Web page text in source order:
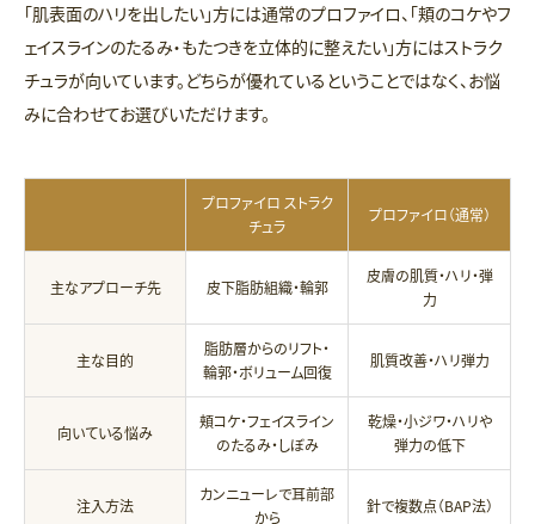
「肌表面のハリを出したい」方には通常のプロファイロ、「頬のコケやフ
ェイスラインのたるみ・もたつきを立体的に整えたい」方にはストラク
チュラが向いています。どちらが優れているということではなく、お悩
みに合わせてお選びいただけます。
プロファイロ ストラク
チュラ
プロファイロ（通常）
主なアプローチ先 皮下脂肪組織・輪郭
皮膚の肌質・ハリ・弾
力
主な目的
脂肪層からのリフト・
輪郭・ボリューム回復
肌質改善・ハリ弾力
向いている悩み
頬コケ・フェイスライン
のたるみ・しぼみ
乾燥・小ジワ・ハリや
弾力の低下
注入方法
カンニューレで耳前部
から
針で複数点（BAP法）